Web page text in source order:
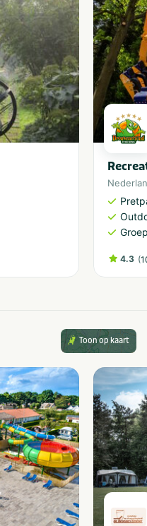
Bootverhuur
4.3 (
Toon op kaart